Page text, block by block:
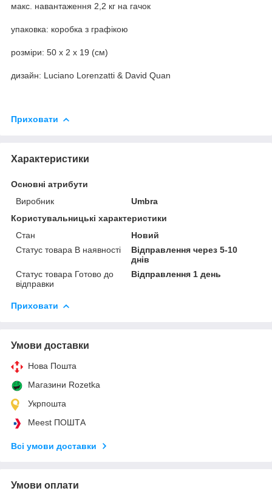
макс. навантаження 2,2 кг на гачок
упаковка: коробка з графікою
розміри: 50 x 2 x 19 (см)
дизайн: Luciano Lorenzatti & David Quan
Приховати
Характеристики
Основні атрибути
Виробник
Umbra
Користувальницькі характеристики
Стан
Новий
Статус товара В наявності
Відправлення через 5-10
днів
Статус товара Готово до
відправки
Відправлення 1 день
Приховати
Умови доставки
Нова Пошта
Магазини Rozetka
Укрпошта
Meest ПОШТА
Всі умови доставки
Умови оплати